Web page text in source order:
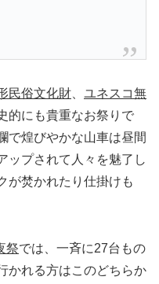
民俗文化財
ユネスコ無
的にも貴重なお祭りで
で煌びやかな山車は昼間
ップされて人々を魅了し
が焚かれたり仕掛けも
祭では、一斉に27台もの
かれる方はこのどちらか